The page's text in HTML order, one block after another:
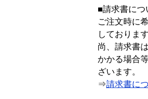
■請求書につ
ご注文時に
しております
尚、請求書
かかる場合
ざいます。
⇒請求書に